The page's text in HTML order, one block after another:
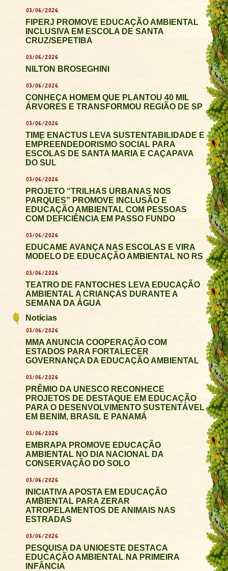
03/06/2026
FIPERJ PROMOVE EDUCAÇÃO AMBIENTAL
INCLUSIVA EM ESCOLA DE SANTA
CRUZ/SEPETIBA
03/06/2026
NILTON BROSEGHINI
03/06/2026
CONHEÇA HOMEM QUE PLANTOU 40 MIL
ÁRVORES E TRANSFORMOU REGIÃO DE SP
03/06/2026
TIME ENACTUS LEVA SUSTENTABILIDADE E
EMPREENDEDORISMO SOCIAL PARA
ESCOLAS DE SANTA MARIA E CAÇAPAVA
DO SUL
03/06/2026
PROJETO “TRILHAS URBANAS NOS
PARQUES” PROMOVE INCLUSÃO E
EDUCAÇÃO AMBIENTAL COM PESSOAS
COM DEFICIÊNCIA EM PASSO FUNDO
03/06/2026
EDUCAME AVANÇA NAS ESCOLAS E VIRA
MODELO DE EDUCAÇÃO AMBIENTAL NO RS
03/06/2026
TEATRO DE FANTOCHES LEVA EDUCAÇÃO
AMBIENTAL A CRIANÇAS DURANTE A
SEMANA DA ÁGUA
Notícias
03/06/2026
MMA ANUNCIA COOPERAÇÃO COM
ESTADOS PARA FORTALECER
GOVERNANÇA DA EDUCAÇÃO AMBIENTAL
03/06/2026
PRÊMIO DA UNESCO RECONHECE
PROJETOS DE DESTAQUE EM EDUCAÇÃO
PARA O DESENVOLVIMENTO SUSTENTÁVEL
EM BENIM, BRASIL E PANAMÁ
03/06/2026
EMBRAPA PROMOVE EDUCAÇÃO
AMBIENTAL NO DIA NACIONAL DA
CONSERVAÇÃO DO SOLO
03/06/2026
INICIATIVA APOSTA EM EDUCAÇÃO
AMBIENTAL PARA ZERAR
ATROPELAMENTOS DE ANIMAIS NAS
ESTRADAS
03/06/2026
PESQUISA DA UNIOESTE DESTACA
EDUCAÇÃO AMBIENTAL NA PRIMEIRA
INFÂNCIA